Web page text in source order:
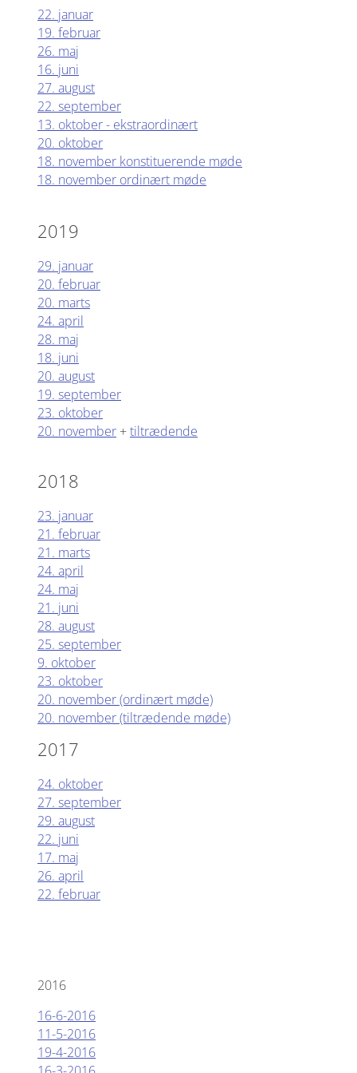
22. januar
19. februar
26. maj
16. juni
27. august
22. september
13. oktober - ekstraordinært
20. oktober
18. november konstituerende møde
18. november ordinært møde
2019
29. januar
20. februar
20. marts
24. april
28. maj
18. juni
20. august
19. september
23. oktober
20. november +tiltrædende
2018
23. januar
21. februar
21. marts
24. april
24. maj
21. juni
28. august
25. september
9. oktober
23. oktober
20. november (ordinært møde)
20. november (tiltrædende møde)
2017
24. oktober
27. september
29. august
22. juni
17. maj
26. april
22. februar
2016
16-6-2016
11-5-2016
19-4-2016